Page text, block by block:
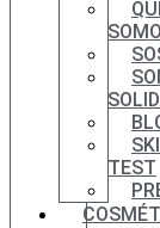
TEST